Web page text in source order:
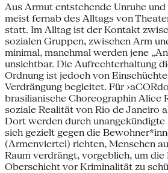
Aus Armut entstehende Unruhe
meist fernab des Alltags von
statt. Im Alltag ist der Kontakt
sozialen Gruppen, zwischen Arm
minimal, manchmal werden jene
unsichtbar. Die Aufrechterhaltung
Ordnung ist jedoch von
Verdrängung begleitet. Für
brasilianische Choreographin Alice
soziale Realität von Rio de Janeiro
Dort werden durch
sich gezielt gegen die
(Armenviertel) richten, Menschen
Raum verdrängt, vorgeblich, um
Oberschicht vor Kriminalität zu